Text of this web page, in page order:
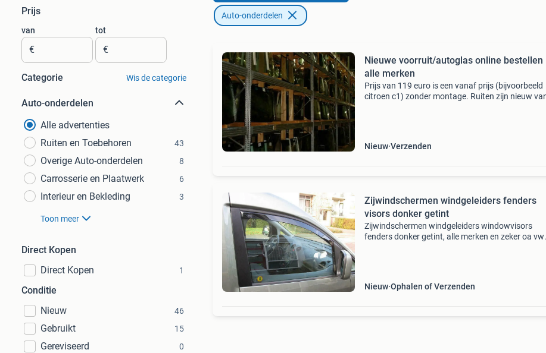
Prijs
van
€
tot
€
Categorie Wis de categorie
Auto-onderdelen
Alle advertenties
Ruiten en Toebehoren
43
Overige Auto-onderdelen 8
Carrosserie en Plaatwerk 6
Interieur en Bekleding 3
Toon meer
Direct Kopen
Direct Kopen
1
Conditie
Nieuw
46
Gebruikt 15
Gereviseerd 0
Auto-onderdelen
Nieuwe voorruit/autoglas online bestellen
alle merken
Prijs van 119 euro is een vanaf prijs (bijvoorbeeld
citroen c1) zonder montage. Ruiten zijn nieuw
Nieuw Verzenden
Zijwindschermen windgeleiders fenders
visors donker getint
Zijwindschermen windgeleiders windowvisors
fenders donker getint, alle merken en zeker oa vw
Nieuw Ophalen of Verzenden